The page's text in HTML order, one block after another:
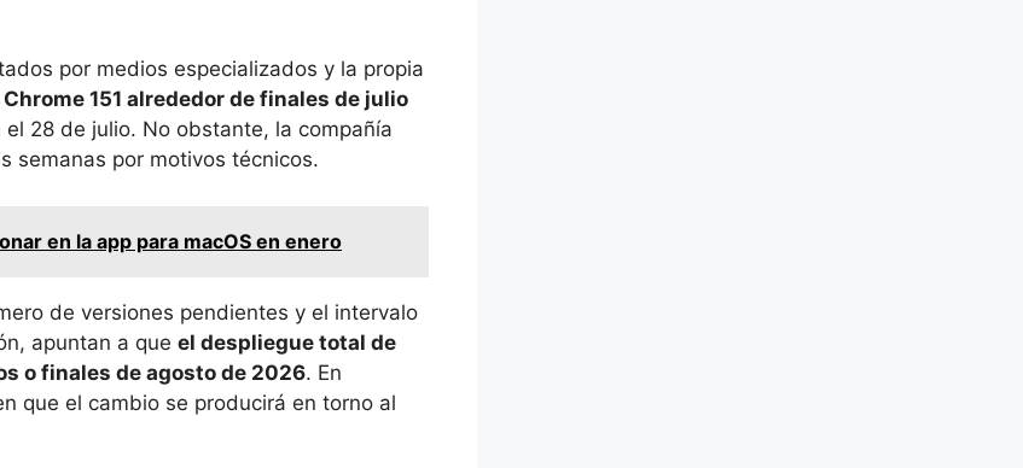
por medios especializados y la propia
151 alrededor de finales de julio
28 de julio. No obstante, la compañía
semanas por motivos técnicos.
en la app para macOS en enero
de versiones pendientes y el intervalo
apuntan a que el despliegue total de
o finales de agosto de 2026. En
que el cambio se producirá en torno al